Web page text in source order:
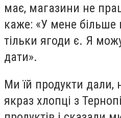
має, магазини не
каже: «У мене більше
тільки ягоди є. Я
дати».
Ми їй продукти дали,
якраз хлопці з